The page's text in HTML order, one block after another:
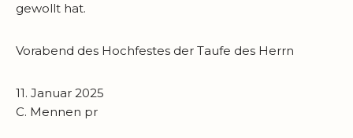
gewollt hat.
Vorabend des Hochfestes der Taufe des Herrn
11. Januar 2025
C. Mennen pr